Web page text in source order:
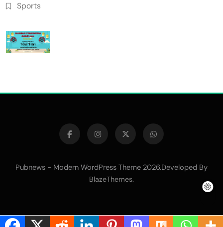
Sports
Pubnews - Modern WordPress Theme 2026.Developed By
BlazeThemes.